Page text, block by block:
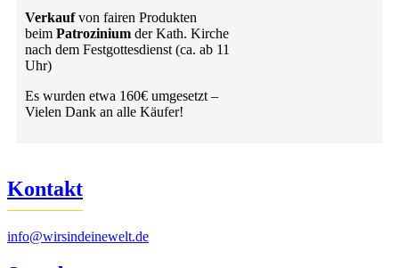
Verkaufvon fairen Produkten
beim Patrozinium der Kath. Kirche
nach dem Festgottesdienst (ca. ab 11
Uhr)
Es wurden etwa 160€ umgesetzt –
Vielen Dank an alle Käufer!
Kontakt
info@wirsindeinewelt.de